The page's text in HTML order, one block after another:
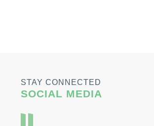
STAY CONNECTED
SOCIAL MEDIA